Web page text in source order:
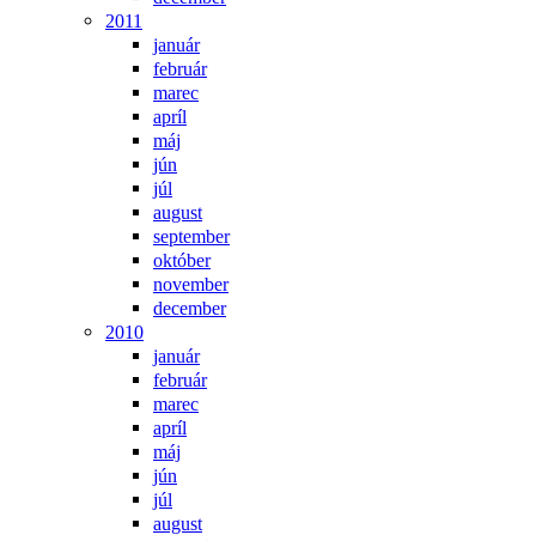
2011
január
február
marec
apríl
máj
jún
júl
august
september
október
november
december
2010
január
február
marec
apríl
máj
jún
júl
august